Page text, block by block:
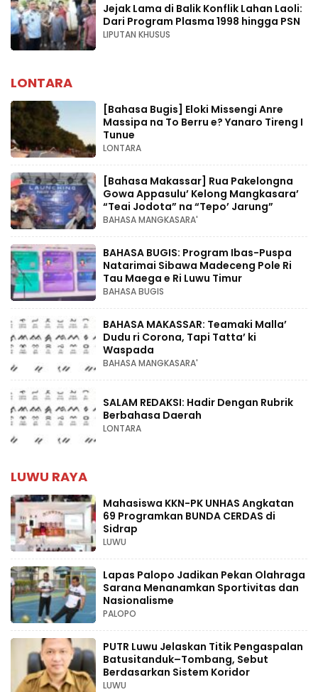
Jejak Lama di Balik Konflik Lahan Laoli:
Dari Program Plasma 1998 hingga PSN
LIPUTAN KHUSUS
LONTARA
[Bahasa Bugis] ‎Eloki Missengi Anre
Massipa na To Berru e? Yanaro Tireng I
Tunue
LONTARA
[Bahasa Makassar] Rua Pakelongna
Gowa Appasulu’ Kelong Mangkasara’
“Teai Jodota” na “Tepo’ Jarung”
BAHASA MANGKASARA'
BAHASA BUGIS: Program Ibas-Puspa
Natarimai Sibawa Madeceng Pole Ri
Tau Maega e Ri Luwu Timur
BAHASA BUGIS
BAHASA MAKASSAR: Teamaki Malla’
Dudu ri Corona, Tapi Tatta’ ki
Waspada
BAHASA MANGKASARA'
SALAM REDAKSI: Hadir Dengan Rubrik
Berbahasa Daerah
LONTARA
LUWU RAYA
Mahasiswa KKN-PK UNHAS Angkatan
69 Programkan BUNDA CERDAS di
Sidrap
LUWU
Lapas Palopo Jadikan Pekan Olahraga
Sarana Menanamkan Sportivitas dan
Nasionalisme
PALOPO
PUTR Luwu Jelaskan Titik Pengaspalan
Batusitanduk–Tombang, Sebut
Berdasarkan Sistem Koridor
LUWU